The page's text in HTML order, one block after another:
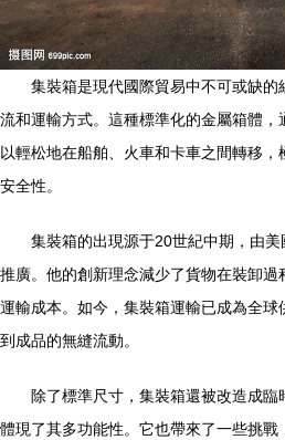
集裝箱是現代國際貿易中不可或缺
流和運輸方式。這種標準化的金屬箱體
以輕松地在船舶、火車和卡車之間轉移
安全性。
集裝箱的出現源于20世紀中期，由
推廣。他的創新理念減少了貨物在裝卸過
運輸成本。如今，集裝箱運輸已成為全
到成品的無縫流動。
除了標準尺寸，集裝箱還被改造成臨
體現了其多功能性。它也帶來了一些挑戰